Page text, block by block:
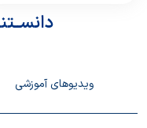
ویدیوهای آموزشی